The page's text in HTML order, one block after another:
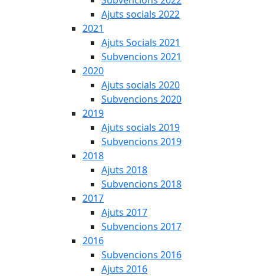
Ajuts socials 2022
2021
Ajuts Socials 2021
Subvencions 2021
2020
Ajuts socials 2020
Subvencions 2020
2019
Ajuts socials 2019
Subvencions 2019
2018
Ajuts 2018
Subvencions 2018
2017
Ajuts 2017
Subvencions 2017
2016
Subvencions 2016
Ajuts 2016